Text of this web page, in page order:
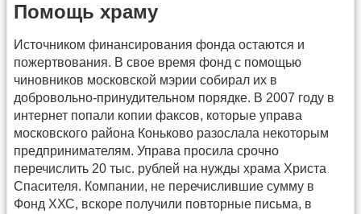
Помощь храму
Источником финансирования фонда остаются и
пожертвования. В свое время фонд с помощью
чиновников московской мэрии собирал их в
добровольно-принудительном порядке. В 2007 году в
интернет попали копии факсов, которые управа
московского района Коньково разослала некоторым
предпринимателям. Управа просила срочно
перечислить 20 тыс. рублей на нужды храма Христа
Спасителя. Компании, не перечислившие сумму в
Фонд ХХС, вскоре получили повторные письма, в